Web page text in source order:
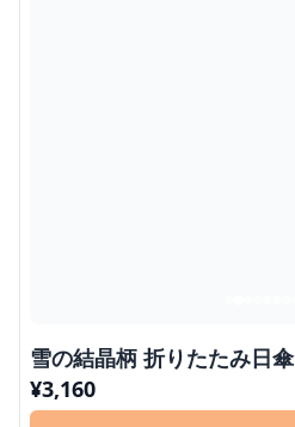
雪の結晶柄 折りたたみ日傘
¥3,160